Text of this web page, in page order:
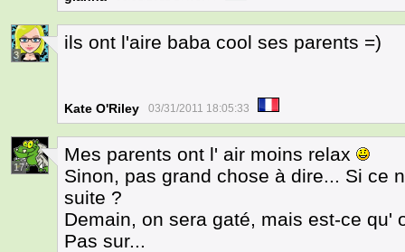
3
ils ont l'aire baba cool ses parents =)
Kate O'Riley 03/31/2011 18:05:33
17
Mes parents ont l' air moins relax
Sinon, pas grand chose à dire... Si ce
suite ?
Demain, on sera gaté, mais est-ce
Pas sur...